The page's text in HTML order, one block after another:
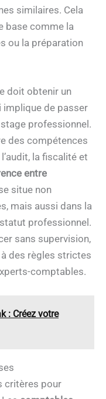
similaires. Cela
base comme la
ou la préparation
doit obtenir un
implique de passer
professionnel.
des compétences
la fiscalité et
entre
situe non
mais aussi dans la
professionnel.
sans supervision,
des règles strictes
comptables.
: Créez votre
critères pour